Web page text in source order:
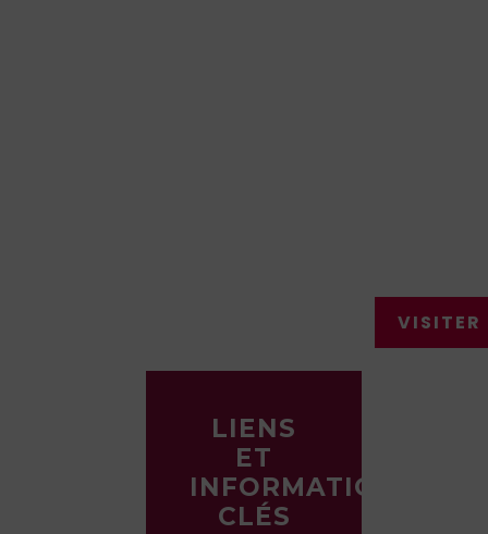
VISITER
LIENS
ET
INFORMATIONS
CLÉS